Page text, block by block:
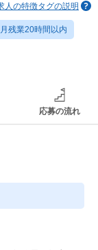
人の特徴タグの説明
月残業20時間以内
応募の流れ